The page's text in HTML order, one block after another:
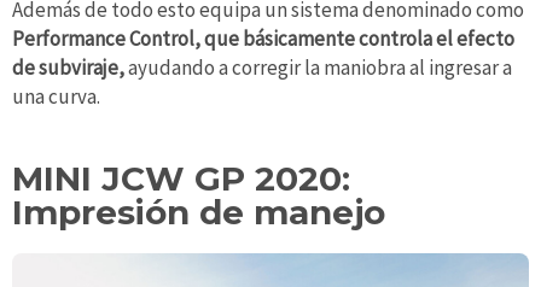
Además de todo esto equipa un sistema denominado como
Performance Control, que básicamente controla el efecto
de subviraje,ayudando a corregir la maniobra al ingresar a
una curva.
MINI JCW GP 2020:
Impresión de manejo